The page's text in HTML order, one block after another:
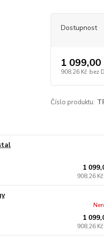
Dostupnost
1 099,00
908,26 Kč bez
Číslo produktu:
1
908,26 Kč
1
908,26 Kč